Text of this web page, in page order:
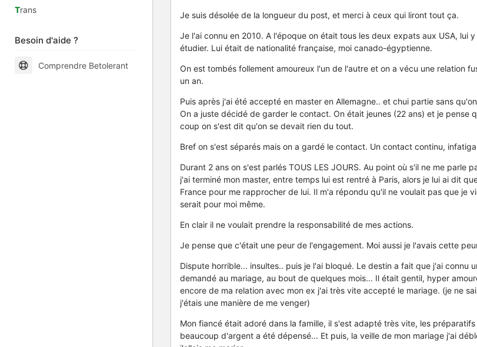
Trans
Besoin d'aide ?
Comprendre Betolerant
Je suis désolée de la longueur du post, et merci à ceux qui liront tout ça.
Je l'ai connu en 2010. A l'époque on était tous les deux expats aux USA, lui
étudier. Lui était de nationalité française, moi canado-égyptienne.
On est tombés follement amoureux l'un de l'autre et on a vécu une relation
un an.
Puis après j'ai été accepté en master en Allemagne.. et chui partie sans
On a juste décidé de garder le contact. On était jeunes (22 ans) et je pense
coup on s'est dit qu'on se devait rien du tout.
Bref on s'est séparés mais on a gardé le contact. Un contact continu,
Durant 2 ans on s'est parlés TOUS LES JOURS. Au point où s'il ne me parle
j'ai terminé mon master, entre temps lui est rentré à Paris, alors je lui ai dit
France pour me rapprocher de lui. Il m'a répondu qu'il ne voulait pas que je
serait pour moi même.
En clair il ne voulait prendre la responsabilité de mes actions.
Je pense que c'était une peur de l'engagement. Moi aussi je l'avais cette
Dispute horrible... insultes.. puis je l'ai bloqué. Le destin a fait que j'ai connu
demandé au mariage, au bout de quelques mois... Il était gentil, hyper
encore de ma relation avec mon ex j'ai très vite accepté le mariage. (je ne
j'étais une manière de me venger)
Mon fiancé était adoré dans la famille, il s'est adapté très vite, les
beaucoup d'argent a été dépensé... Et puis, la veille de mon mariage j'ai